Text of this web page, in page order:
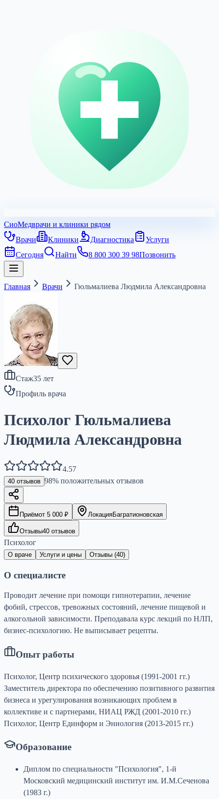
СиоМедврачи и клиники рядом
Врачи
Клиники Диагностика
Услуги
Сегодня
Найти 8 800 300 39 98Позвонить
Главная Врачи Гюльмалиева Людмила Александровна
Стаж35 лет
Профиль врача
Психолог Гюльмалиева
Людмила Александровна
4.57
40 отзывов 98% положительных отзывов
Приёмот 5 000 ₽ ЛокацияБагратионовская
Отзывы40 отзывов
Психолог
О враче Услуги и цены Отзывы (40)
О специалисте
Проводит лечение при помощи гипнотерапии, лечение
фобий, стрессов, тревожных состояний, лечение пищевой и
алкогольной зависимости. Преподавала курс лекций по НЛП,
бизнес-психологию. Не выписывает рецепты.
Опыт работы
Психолог, Центр психического здоровья (1991-2001 гг.)
Заместитель директора по обеспечению позитивного развития
бизнеса и урегулирования возникающих проблем в
коллективе и с партнерами, НИАЦ РЖД (2001-2010 гг.)
Психолог, Центр Единформ и Эниология (2013-2015 гг.)
Образование
Диплом по специальности "Психология", 1-й
Московский медицинский институт им. И.М.Сеченова
(1983 г.)